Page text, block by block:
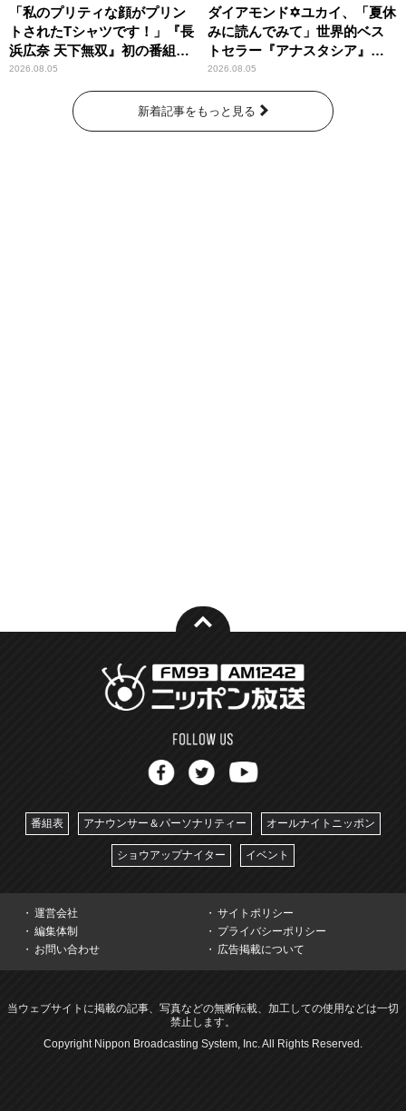
「私のプリティな顔がプリン
トされたTシャツです！」『長
浜広奈 天下無双』初の番組グ
ッズ発売
2026.08.05
ダイアモンド✡ユカイ、「夏休
みに読んでみて」世界的ベス
トセラー『アナスタシア』を
紹介
2026.08.05
新着記事をもっと見る
番組表 アナウンサー＆パーソナリティー オールナイトニッポン
ショウアップナイター イベント
運営会社
サイトポリシー
編集体制
プライバシーポリシー
お問い合わせ
広告掲載について
当ウェブサイトに掲載の記事、写真などの無断転載、加工しての使用などは一切
禁止します。
Copyright Nippon Broadcasting System, Inc. All Rights Reserved.